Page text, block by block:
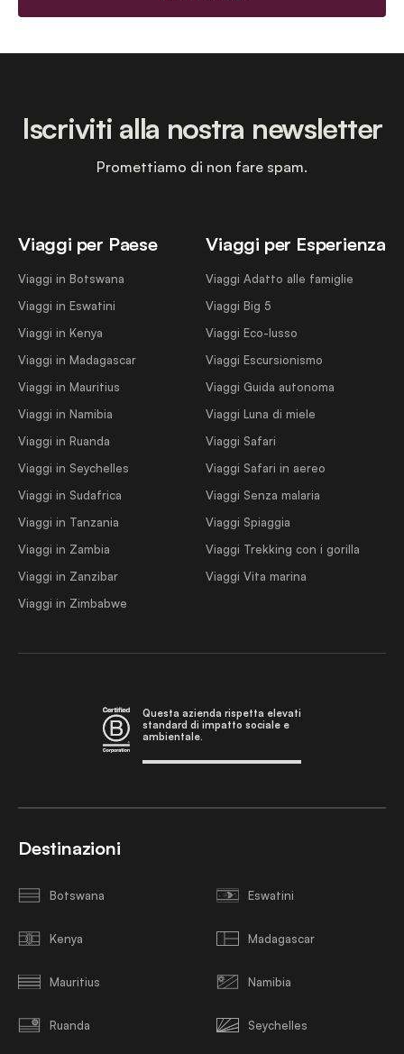
Viaggi per Paese
Viaggi in Botswana
Viaggi in Eswatini
Viaggi in Kenya
Viaggi in Madagascar
Viaggi in Mauritius
Viaggi in Namibia
Viaggi in Ruanda
Viaggi in Seychelles
Viaggi in Sudafrica
Viaggi in Tanzania
Viaggi in Zambia
Viaggi in Zanzibar
Viaggi in Zimbabwe
Viaggi per Esperienza
Viaggi Adatto alle famiglie
Viaggi Big 5
Viaggi Eco-lusso
Viaggi Escursionismo
Viaggi Guida autonoma
Viaggi Luna di miele
Viaggi Safari
Viaggi Safari in aereo
Viaggi Senza malaria
Viaggi Spiaggia
Viaggi Trekking con i gorilla
Viaggi Vita marina
Iscriviti alla nostra newsletter
Promettiamo di non fare spam.
Questa azienda rispetta elevati
standard di impatto sociale e
ambientale.
Destinazioni
Botswana Eswatini
Kenya Madagascar
Mauritius Namibia
Ruanda Seychelles